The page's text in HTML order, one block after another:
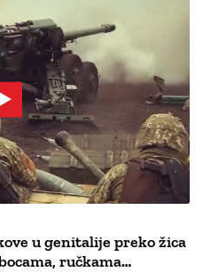
u genitalije preko žica
ručkama…